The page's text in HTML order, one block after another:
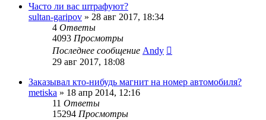
Часто ли вас штрафуют?
sultan-garipov » 28 авг 2017, 18:34
4 Ответы
4093 Просмотры
Последнее сообщение Andy
29 авг 2017, 18:08
Заказывал кто-нибудь магнит на номер автомобиля?
metiska » 18 апр 2014, 12:16
11 Ответы
15294 Просмотры